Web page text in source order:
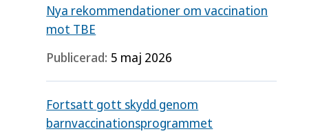
Nya rekommendationer om vaccination
mot TBE
Publicerad: 5 maj 2026
Fortsatt gott skydd genom
barnvaccinationsprogrammet